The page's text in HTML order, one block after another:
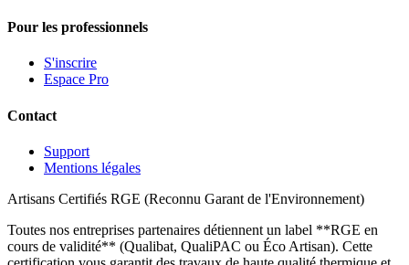
Pour les professionnels
S'inscrire
Espace Pro
Contact
Support
Mentions légales
Artisans Certifiés RGE (Reconnu Garant de l'Environnement)
Toutes nos entreprises partenaires détiennent un label **RGE en
cours de validité** (Qualibat, QualiPAC ou Éco Artisan). Cette